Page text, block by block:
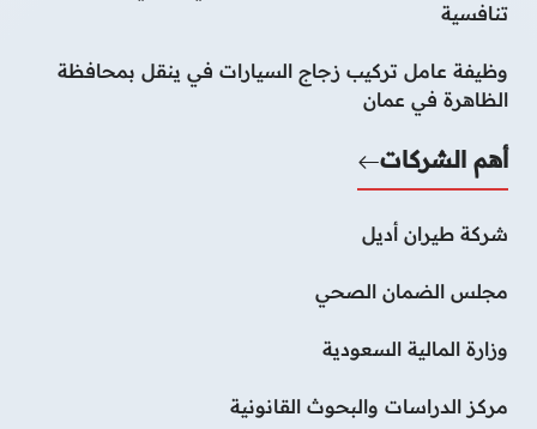
تنافسية
وظيفة عامل تركيب زجاج السيارات في ينقل بمحافظة
الظاهرة في عمان
أهم الشركات
شركة طيران أديل
مجلس الضمان الصحي
وزارة المالية السعودية
مركز الدراسات والبحوث القانونية